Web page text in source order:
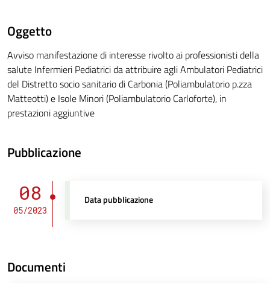
Oggetto
Avviso manifestazione di interesse rivolto ai professionisti della
salute Infermieri Pediatrici da attribuire agli Ambulatori Pediatrici
del Distretto socio sanitario di Carbonia (Poliambulatorio p.zza
Matteotti) e Isole Minori (Poliambulatorio Carloforte), in
prestazioni aggiuntive
Pubblicazione
08
05/2023
Data pubblicazione
Documenti